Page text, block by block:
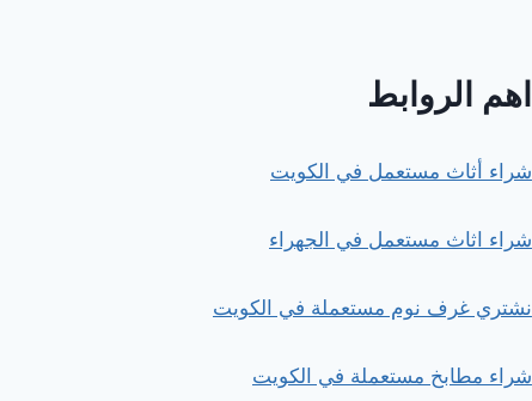
اهم الروابط
شراء أثاث مستعمل في الكويت
شراء اثاث مستعمل في الجهراء
نشتري غرف نوم مستعملة في الكويت
شراء مطابخ مستعملة في الكويت